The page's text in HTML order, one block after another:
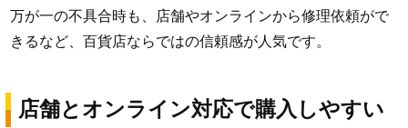
万が一の不具合時も、店舗やオンラインから修理依頼がで
きるなど、百貨店ならではの信頼感が人気です。
店舗とオンライン対応で購入しやすい